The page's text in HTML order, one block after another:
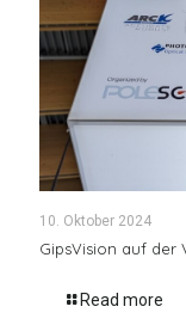
10. Oktober 2024
GipsVision auf der
Read more